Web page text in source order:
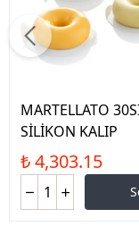
MARTELLATO
SİLİKON KALIP
₺ 4,303.15